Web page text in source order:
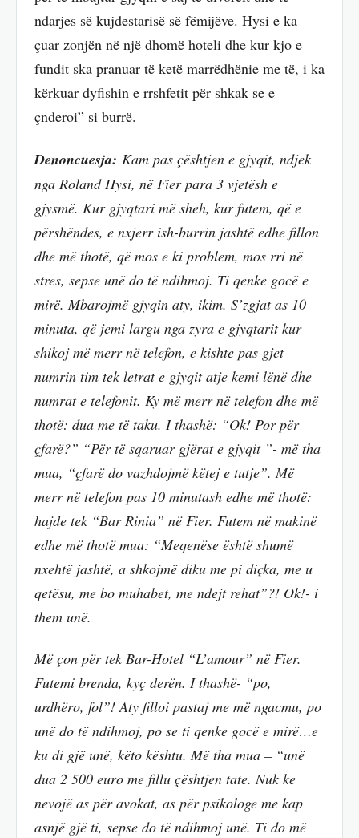
ndarjes së kujdestarisë së fëmijëve. Hysi e ka
çuar zonjën në një dhomë hoteli dhe kur kjo e
fundit ska pranuar të ketë marrëdhënie me të, i ka
kërkuar dyfishin e rrshfetit për shkak se e
çnderoi” si burrë.
Denoncuesja: Kam pas çështjen e gjyqit, ndjek
nga Roland Hysi, në Fier para 3 vjetësh e
gjysmë. Kur gjyqtari më sheh, kur futem, që e
përshëndes, e nxjerr ish-burrin jashtë edhe fillon
dhe më thotë, që mos e ki problem, mos rri në
stres, sepse unë do të ndihmoj. Ti qenke gocë e
mirë. Mbarojmë gjyqin aty, ikim. S’zgjat as 10
minuta, që jemi largu nga zyra e gjyqtarit kur
shikoj më merr në telefon, e kishte pas gjet
numrin tim tek letrat e gjyqit atje kemi lënë dhe
numrat e telefonit. Ky më merr në telefon dhe më
thotë: dua me të taku. I thashë: “Ok! Por për
çfarë?” “Për të sqaruar gjërat e gjyqit ”- më tha
mua, “çfarë do vazhdojmë këtej e tutje”. Më
merr në telefon pas 10 minutash edhe më thotë:
hajde tek “Bar Rinia” në Fier. Futem në makinë
edhe më thotë mua: “Meqenëse është shumë
nxehtë jashtë, a shkojmë diku me pi diçka, me u
qetësu, me bo muhabet, me ndejt rehat”?! Ok!- i
them unë.
Më çon për tek Bar-Hotel “L’amour” në Fier.
Futemi brenda, kyç derën. I thashë- “po,
urdhëro, fol”! Aty filloi pastaj me më ngacmu, po
unë do të ndihmoj, po se ti qenke gocë e mirë…e
ku di gjë unë, këto kështu. Më tha mua – “unë
dua 2 500 euro me fillu çështjen tate. Nuk ke
nevojë as për avokat, as për psikologe me kap
asnjë gjë ti, sepse do të ndihmoj unë. Ti do më